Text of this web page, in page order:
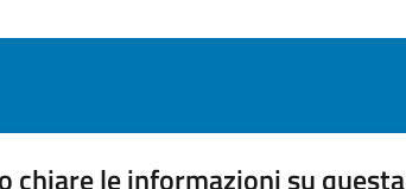
chiare le informazioni su questa